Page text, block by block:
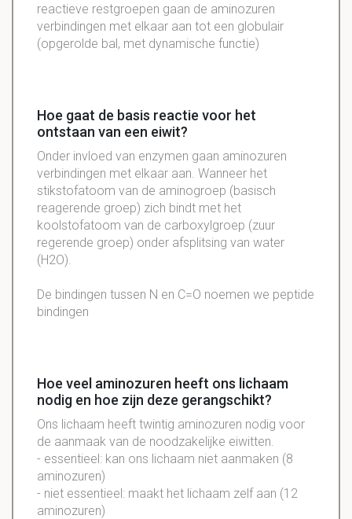
reactieve restgroepen gaan de aminozuren
verbindingen met elkaar aan tot een globulair
(opgerolde bal, met dynamische functie)
Hoe gaat de basis reactie voor het
ontstaan van een eiwit?
Onder invloed van enzymen gaan aminozuren
verbindingen met elkaar aan. Wanneer het
stikstofatoom van de aminogroep (basisch
reagerende groep) zich bindt met het
koolstofatoom van de carboxylgroep (zuur
regerende groep) onder afsplitsing van water
(H2O).
De bindingen tussen N en C=O noemen we peptide
bindingen
Hoe veel aminozuren heeft ons lichaam
nodig en hoe zijn deze gerangschikt?
Ons lichaam heeft twintig aminozuren nodig voor
de aanmaak van de noodzakelijke eiwitten.
- essentieel: kan ons lichaam niet aanmaken (8
aminozuren)
- niet essentieel: maakt het lichaam zelf aan (12
aminozuren)